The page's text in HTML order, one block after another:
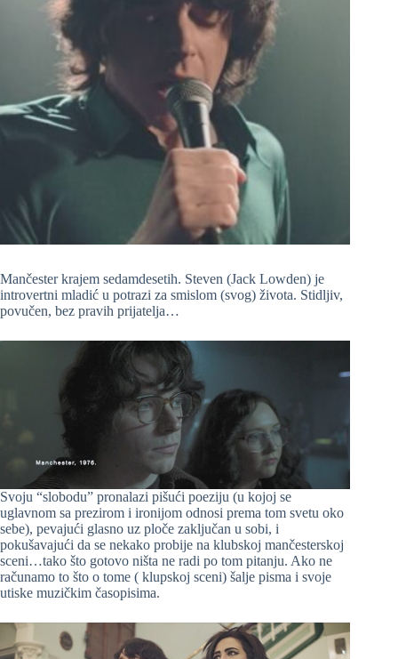
Mančester krajem sedamdesetih. Steven (Jack Lowden) je
introvertni mladić u potrazi za smislom (svog) života. Stidljiv,
povučen, bez pravih prijatelja…
Svoju “slobodu” pronalazi pišući poeziju (u kojoj se
uglavnom sa prezirom i ironijom odnosi prema tom svetu oko
sebe), pevajući glasno uz ploče zaključan u sobi, i
pokušavajući da se nekako probije na klubskoj mančesterskoj
sceni…tako što gotovo ništa ne radi po tom pitanju. Ako ne
računamo to što o tome ( klupskoj sceni) šalje pisma i svoje
utiske muzičkim časopisima.